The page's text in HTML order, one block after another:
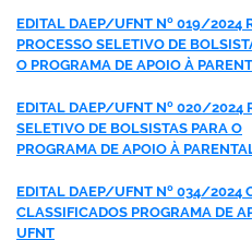
EDITAL DAEP/UFNT Nº 019/2024
PROCESSO SELETIVO DE
O PROGRAMA DE APOIO À
EDITAL DAEP/UFNT Nº 020/2024
SELETIVO DE BOLSISTAS PARA O
PROGRAMA DE APOIO À
EDITAL DAEP/UFNT Nº 034/2024
CLASSIFICADOS PROGRAMA DE
UFNT